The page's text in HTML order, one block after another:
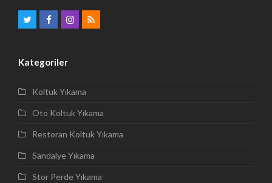
TwitterFacebookInstagram
RSS
Kategoriler
Koltuk Yıkama
Oto Koltuk Yıkama
Restoran Koltuk Yıkama
Sandalye Yıkama
Stor Perde Yıkama